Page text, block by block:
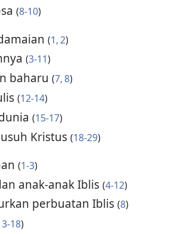
(8-10)
(1, 2)
(3-11)
baharu(7, 8)
(12-14)
(15-17)
Kristus (18-29)
(1-3)
anak-anak Iblis (4-12)
perbuatan Iblis(8)
18)